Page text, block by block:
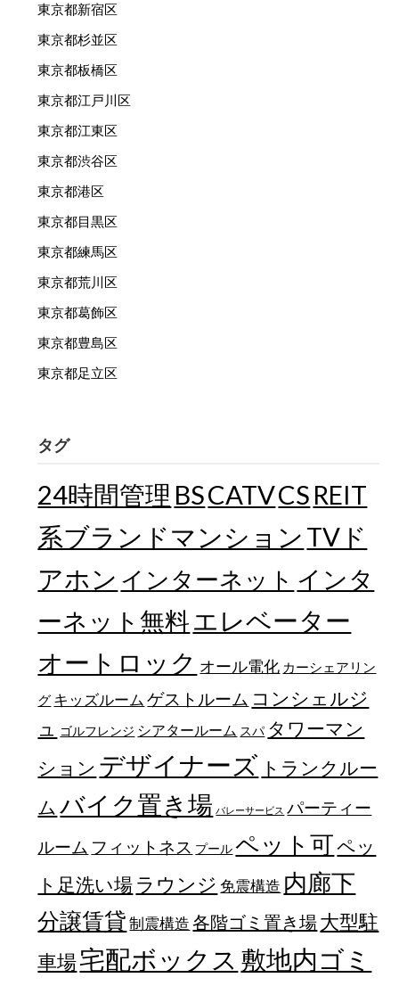
東京都新宿区
東京都杉並区
東京都板橋区
東京都江戸川区
東京都江東区
東京都渋谷区
東京都港区
東京都目黒区
東京都練馬区
東京都荒川区
東京都葛飾区
東京都豊島区
東京都足立区
タグ
24時間管理 BSCATVCS REIT
系ブランドマンション TVド
アホン インターネット インタ
ーネット無料エレベーター
オートロック オール電化 カーシェアリン
グ キッズルーム ゲストルーム コンシェルジ
ュ
ゴルフレンジ シアタールーム スパ タワーマン
ション デザイナーズ トランクルー
ム バイク置き場 バレーサービス パーティー
ルーム フィットネス プール ペット可ペッ
ト足洗い場 ラウンジ 免震構造 内廊下
分譲賃貸 制震構造 各階ゴミ置き場大型駐
車場宅配ボックス 敷地内ゴミ